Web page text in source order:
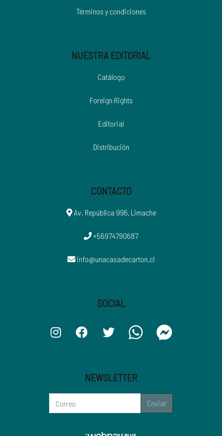
Términos y condiciones
NUESTRA EDITORIAL
Catálogo
Foreign Rights
Editorial
Distribución
CONTACTO
Av. República 996, Limache
+56974790687
info@unacasadecarton.cl
SOCIAL
NEWSLETTER
Enviar